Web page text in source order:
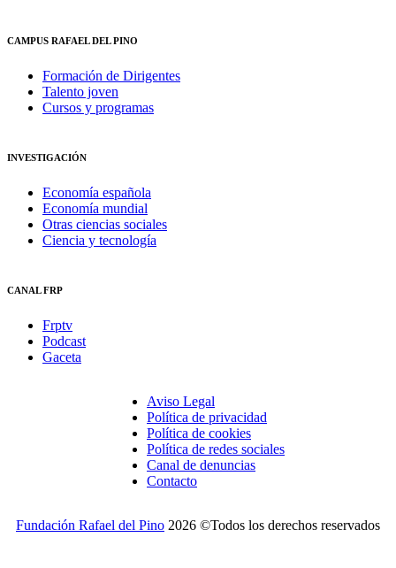
CAMPUS RAFAEL DEL PINO
Formación de Dirigentes
Talento joven
Cursos y programas
INVESTIGACIÓN
Economía española
Economía mundial
Otras ciencias sociales
Ciencia y tecnología
CANAL FRP
Frptv
Podcast
Gaceta
Aviso Legal
Política de privacidad
Política de cookies
Política de redes sociales
Canal de denuncias
Contacto
Fundación Rafael del Pino 2026 ©Todos los derechos reservados